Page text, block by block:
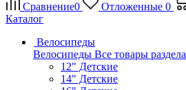
Сравнение0 Отложенные 0
Каталог
Велосипеды
Велосипеды Все товары раздела
12" Детские
14" Детские